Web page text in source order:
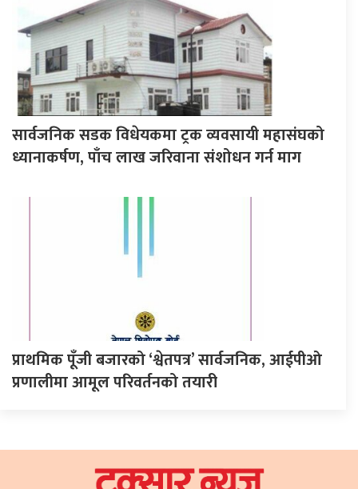
सार्वजनिक सडक विधेयकमा ट्रक व्यवसायी महासंघको
ध्यानाकर्षण, पाँच लाख जरिवाना संशोधन गर्न माग
प्राथमिक पूँजी बजारको ‘श्वेतपत्र’ सार्वजनिक, आईपीओ
प्रणालीमा आमूल परिवर्तनको तयारी